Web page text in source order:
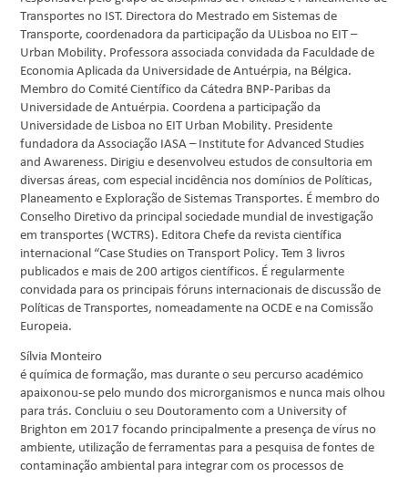
Transportes no IST. Directora do Mestrado em Sistemas de
Transporte, coordenadora da participação da ULisboa no EIT –
Urban Mobility. Professora associada convidada da Faculdade de
Economia Aplicada da Universidade de Antuérpia, na Bélgica.
Membro do Comité Científico da Cátedra BNP-Paribas da
Universidade de Antuérpia. Coordena a participação da
Universidade de Lisboa no EIT Urban Mobility. Presidente
fundadora da Associação IASA – Institute for Advanced Studies
and Awareness. Dirigiu e desenvolveu estudos de consultoria em
diversas áreas, com especial incidência nos domínios de Políticas,
Planeamento e Exploração de Sistemas Transportes. É membro do
Conselho Diretivo da principal sociedade mundial de investigação
em transportes (WCTRS). Editora Chefe da revista científica
internacional “Case Studies on Transport Policy. Tem 3 livros
publicados e mais de 200 artigos científicos. É regularmente
convidada para os principais fóruns internacionais de discussão de
Políticas de Transportes, nomeadamente na OCDE e na Comissão
Europeia.
Sílvia Monteiro
é química de formação, mas durante o seu percurso académico
apaixonou-se pelo mundo dos microrganismos e nunca mais olhou
para trás. Concluiu o seu Doutoramento com a University of
Brighton em 2017 focando principalmente a presença de vírus no
ambiente, utilização de ferramentas para a pesquisa de fontes de
contaminação ambiental para integrar com os processos de